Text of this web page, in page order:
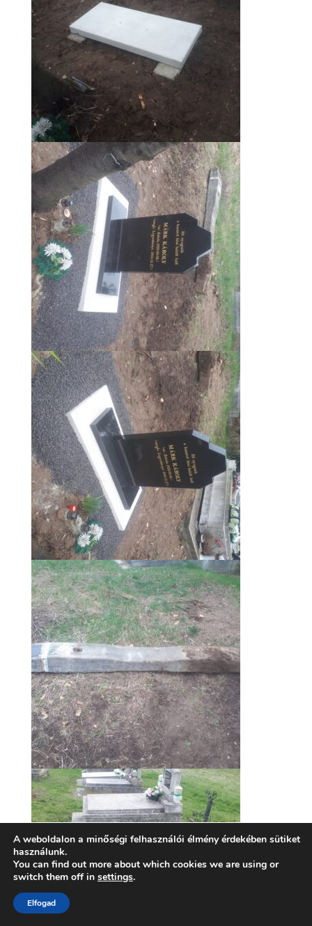
A weboldalon a minőségi felhasználói élmény érdekében sütiket
használunk.
You can find out more about which cookies we are using or
switch them off in settings.
Elfogad